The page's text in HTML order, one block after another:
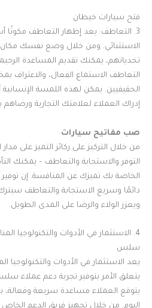
فتح سيارات خيطان
3. التعاطف: يعد إظهار التعاطف مكونًا
الاستثنائي. ومن خلال وضع نفسك مكان
تحدياتهم، يمكنك تقديم المساعدة
التعاطف الاستماع الفعال، والاعتراف
الحقيقيين. يمكن لهذه اللمسة
إدراك العملاء لعلامتك التجارية
صب مفاتيح سيارات
من خلال التركيز على ركائز التميز على
التوفر والاستجابة والتعاطف – يمكنك
الخاصة بك تميزك عن المنافسة. إن
دائمًا وسريع الاستجابة والتعاطف
ويعزز الولاء والرضا على المدى الطويل.
4. الاستثمار في الأدوات والتكنولوجيا
سلس
يعد الاستثمار في الأدوات والتكنولوجيا
يتعلق الأمر بتوفير تجربة دعم عملاء
يتوقع العملاء مساعدة سريعة
اليوم. من خلال تجهيز فريق الدعم الخاص